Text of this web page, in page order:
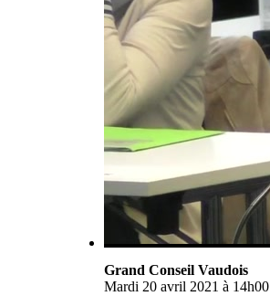
Grand Conseil Vaudois
Mardi 20 avril 2021 à 14h00